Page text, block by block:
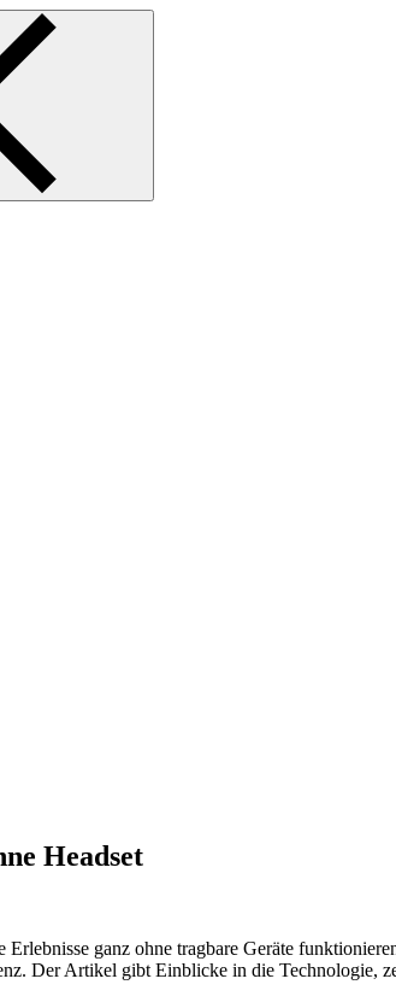
Headset
ganz ohne tragbare Geräte
Der Artikel gibt Einblicke in die